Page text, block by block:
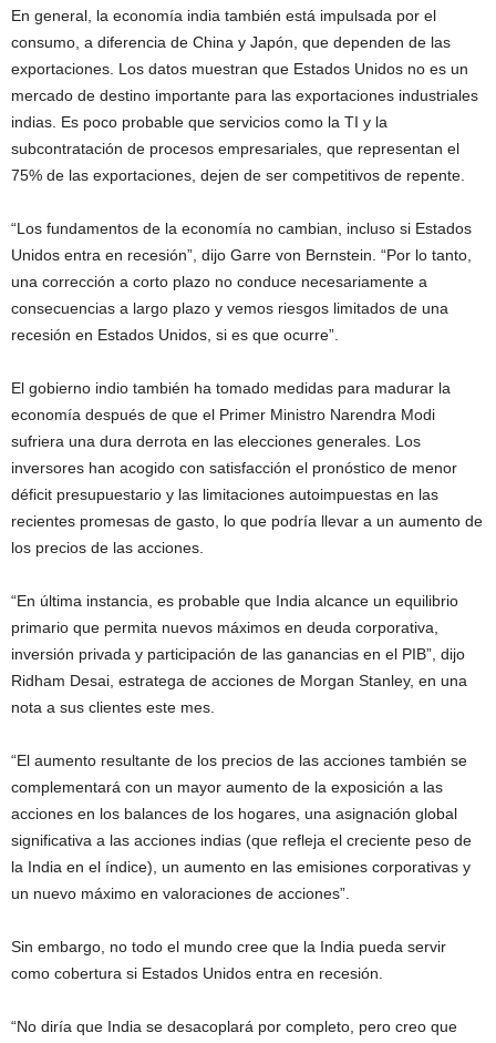
En general, la economía india también está impulsada por el
consumo, a diferencia de China y Japón, que dependen de las
exportaciones. Los datos muestran que Estados Unidos no es un
mercado de destino importante para las exportaciones industriales
indias. Es poco probable que servicios como la TI y la
subcontratación de procesos empresariales, que representan el
75% de las exportaciones, dejen de ser competitivos de repente.
“Los fundamentos de la economía no cambian, incluso si Estados
Unidos entra en recesión”, dijo Garre von Bernstein. “Por lo tanto,
una corrección a corto plazo no conduce necesariamente a
consecuencias a largo plazo y vemos riesgos limitados de una
recesión en Estados Unidos, si es que ocurre”.
El gobierno indio también ha tomado medidas para madurar la
economía después de que el Primer Ministro Narendra Modi
sufriera una dura derrota en las elecciones generales. Los
inversores han acogido con satisfacción el pronóstico de menor
déficit presupuestario y las limitaciones autoimpuestas en las
recientes promesas de gasto, lo que podría llevar a un aumento de
los precios de las acciones.
“En última instancia, es probable que India alcance un equilibrio
primario que permita nuevos máximos en deuda corporativa,
inversión privada y participación de las ganancias en el PIB”, dijo
Ridham Desai, estratega de acciones de Morgan Stanley, en una
nota a sus clientes este mes.
“El aumento resultante de los precios de las acciones también se
complementará con un mayor aumento de la exposición a las
acciones en los balances de los hogares, una asignación global
significativa a las acciones indias (que refleja el creciente peso de
la India en el índice), un aumento en las emisiones corporativas y
un nuevo máximo en valoraciones de acciones”.
Sin embargo, no todo el mundo cree que la India pueda servir
como cobertura si Estados Unidos entra en recesión.
“No diría que India se desacoplará por completo, pero creo que